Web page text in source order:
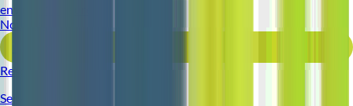
environ 11 heures
Nouveau
Reso 44
Serveur (H/F)